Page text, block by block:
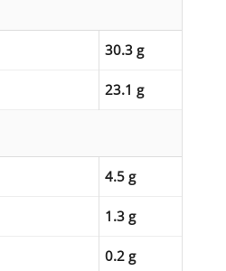
30.3 g
23.1 g
4.5 g
1.3 g
0.2 g